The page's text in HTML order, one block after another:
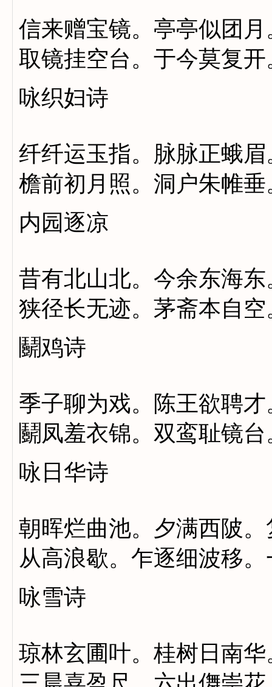
信来赠宝镜。亭亭似团
取镜挂空台。于今莫复
咏织妇诗
纤纤运玉指。脉脉正蛾
檐前初月照。洞户朱帷
内园逐凉
昔有北山北。今余东海
狭径长无迹。茅斋本自
鬬鸡诗
季子聊为戏。陈王欲聘
鬬凤羞衣锦。双鸾耻镜
咏日华诗
朝晖烂曲池。夕满西陂
从高浪歇。乍逐细波移
咏雪诗
琼林玄圃叶。桂树日南